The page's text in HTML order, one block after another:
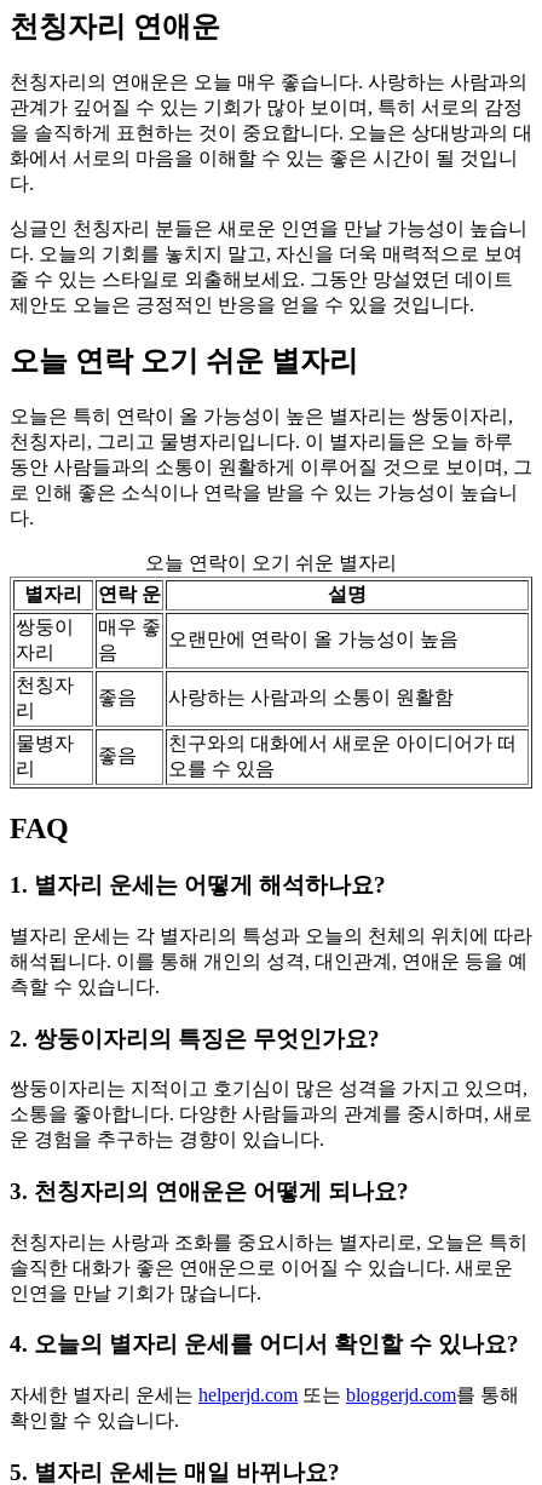
천칭자리 연애운
천칭자리의 연애운은 오늘 매우 좋습니다. 사랑하는 사람과의
관계가 깊어질 수 있는 기회가 많아 보이며, 특히 서로의 감정
을 솔직하게 표현하는 것이 중요합니다. 오늘은 상대방과의 대
화에서 서로의 마음을 이해할 수 있는 좋은 시간이 될 것입니
다.
싱글인 천칭자리 분들은 새로운 인연을 만날 가능성이 높습니
다. 오늘의 기회를 놓치지 말고, 자신을 더욱 매력적으로 보여
줄 수 있는 스타일로 외출해보세요. 그동안 망설였던 데이트
제안도 오늘은 긍정적인 반응을 얻을 수 있을 것입니다.
오늘 연락 오기 쉬운 별자리
오늘은 특히 연락이 올 가능성이 높은 별자리는 쌍둥이자리,
천칭자리, 그리고 물병자리입니다. 이 별자리들은 오늘 하루
동안 사람들과의 소통이 원활하게 이루어질 것으로 보이며, 그
로 인해 좋은 소식이나 연락을 받을 수 있는 가능성이 높습니
다.
오늘 연락이 오기 쉬운 별자리
별자리
연락 운
설명
쌍둥이
자리
매우 좋
음
오랜만에 연락이 올 가능성이 높음
천칭자
리
좋음 사랑하는 사람과의 소통이 원활함
물병자
리
좋음
친구와의 대화에서 새로운 아이디어가 떠
오를 수 있음
FAQ
1. 별자리 운세는 어떻게 해석하나요?
별자리 운세는 각 별자리의 특성과 오늘의 천체의 위치에 따라
해석됩니다. 이를 통해 개인의 성격, 대인관계, 연애운 등을 예
측할 수 있습니다.
2. 쌍둥이자리의 특징은 무엇인가요?
쌍둥이자리는 지적이고 호기심이 많은 성격을 가지고 있으며,
소통을 좋아합니다. 다양한 사람들과의 관계를 중시하며, 새로
운 경험을 추구하는 경향이 있습니다.
3. 천칭자리의 연애운은 어떻게 되나요?
천칭자리는 사랑과 조화를 중요시하는 별자리로, 오늘은 특히
솔직한 대화가 좋은 연애운으로 이어질 수 있습니다. 새로운
인연을 만날 기회가 많습니다.
4. 오늘의 별자리 운세를 어디서 확인할 수 있나요?
자세한 별자리 운세는 helperjd.com 또는 bloggerjd.com를 통해
확인할 수 있습니다.
5. 별자리 운세는 매일 바뀌나요?